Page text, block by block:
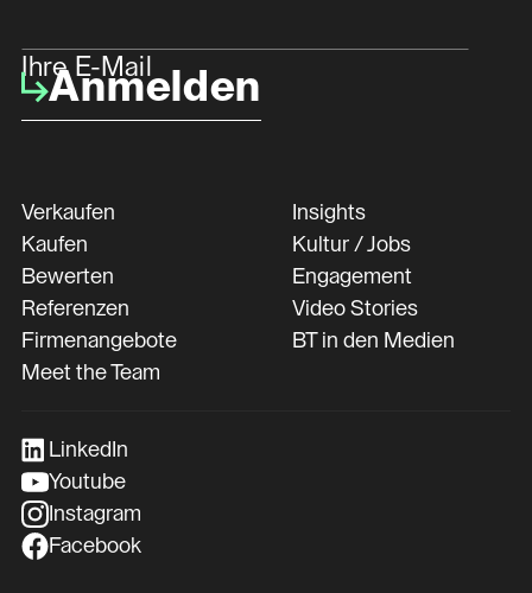
Ihre E-Mail
Anmelden
Verkaufen
Kaufen
Bewerten
Referenzen
Firmenangebote
Meet the Team
Insights
Kultur / Jobs
Engagement
Video Stories
BT in den Medien
LinkedIn
Youtube
Instagram
Facebook